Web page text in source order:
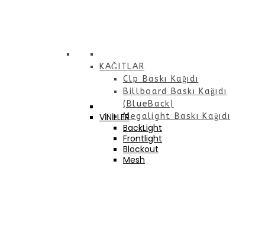
KAĞITLAR
Clp Baskı Kağıdı
Billboard Baskı Kağıdı
(BlueBack)
Megalight Baskı Kağıdı
VİNİLLER
BackLight
Frontlight
Blockout
Mesh